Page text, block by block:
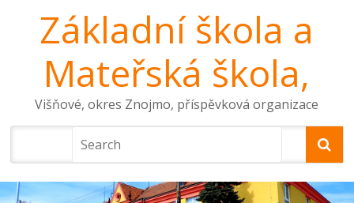
Základní škola a
Mateřská škola,
Višňové, okres Znojmo, příspěvková organizace